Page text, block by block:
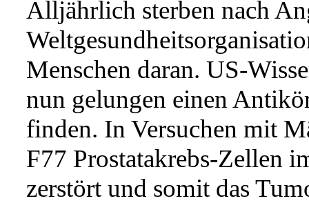
Alljährlich sterben nach
Menschen daran. US-
nun gelungen einen
finden. In Versuchen mit
F77 Prostatakrebs-Zellen
zerstört und somit das